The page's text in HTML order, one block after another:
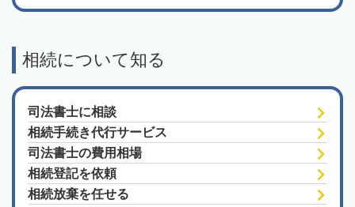
相続について知る
司法書士に相談
相続手続き代行サービス
司法書士の費用相場
相続登記を依頼
相続放棄を任せる